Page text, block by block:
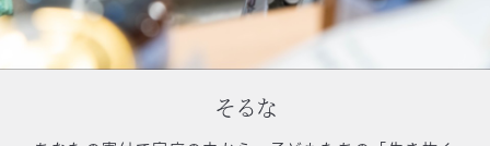
そるな